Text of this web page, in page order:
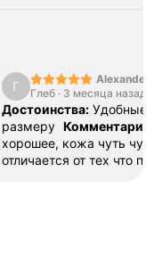
Г
Alexander
Глеб · 3 месяца назад
Достоинства: Удобные,
размеру Комментарий:
хорошее, кожа чуть
отличается от тех что